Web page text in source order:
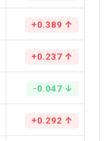
+0.389 ↑
+0.237 ↑
-0.047 ↓
+0.292 ↑